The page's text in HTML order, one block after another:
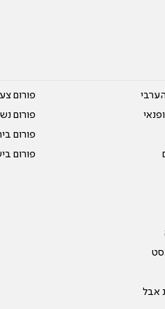
אבל
פורום
פורום
פורום
פורום